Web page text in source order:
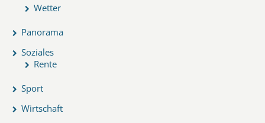
Wetter
Panorama
Soziales
Rente
Sport
Wirtschaft